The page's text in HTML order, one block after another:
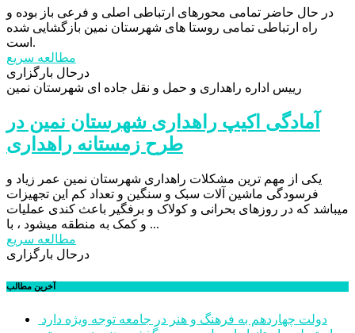
در حال حاضر تمامی محورهای ارتباطی اصلی و فرعی باز بوده و
راه ارتباطی تمامی روستا های شهرستان نمین بازگشایی شده
است.
مطالعه سریع
درحال بارگزاری
رییس اداره راهداری و حمل و نقل جاده ای شهرستان نمین
آمادگی اکیپ راهداری شهرستان نمین در
طرح زمستانه راهداری
یکی از مهم ترین مشکلات راهداری شهرستان نمین عمر زیاد و
فرسودگی ماشین آلات سبک و سنگین و تعداد کم این تجهیزات
میباشد که در روزهای بحرانی و کولاک و برفگیر باعث کندی عملیات
و کمک به منطقه میشود ، با ...
مطالعه سریع
درحال بارگزاری
آخرین مطالب
دولت چهاردهم به فرهنگ و هنر در جامعه توجه ویژه دارد